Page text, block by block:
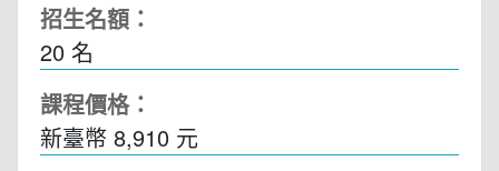
招生名額：
20 名
課程價格：
新臺幣 8,910 元